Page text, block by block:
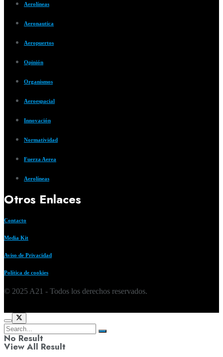
Aerolíneas
Aeronautica
Aeropuertos
Opinión
Organismos
Aeroespacial
Innovación
Normatividad
Fuerza Aerea
Aerolíneas
Otros Enlaces
Contacto
Media Kit
Aviso de Privacidad
Política de cookies
© 2025 A21 - Todos los derechos reservados.
No Result
View All Result